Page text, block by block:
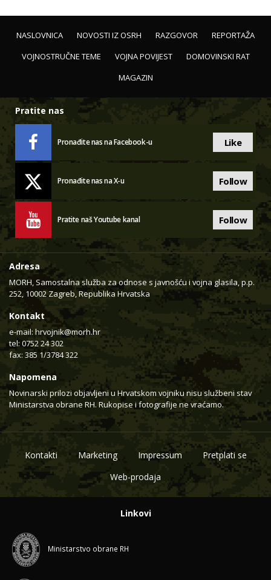
NASLOVNICA NOVOSTI IZ OSRH RAZGOVOR
REPORTAŽA
VOJNOSTRUČNE TEME
VOJNA POVIJEST
DOMOVINSKI RAT
MAGAZIN
Pratite nas
Pronađite nas na Facebook-u Like
Pronađite nas na X-u Follow
Pratite naš Youtube kanal Follow
Adresa
MORH, Samostalna služba za odnose s javnošću i vojna glasila, p.p.
252, 10002 Zagreb, Republika Hrvatska
Kontakt
e-mail: hrvojnik@morh.hr
tel: 0752 24 302
fax: 385 1/3784 322
Napomena
Novinarski prilozi objavljeni u Hrvatskom vojniku nisu službeni stav
Ministarstva obrane RH. Rukopise i fotografije ne vraćamo.
Kontakti Marketing Impressum
Pretplati se
Web-prodaja
Linkovi
Ministarstvo obrane RH